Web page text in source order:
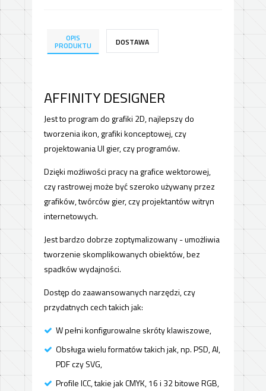
OPIS
PRODUKTU DOSTAWA
AFFINITY DESIGNER
Jest to program do grafiki 2D, najlepszy do
tworzenia ikon, grafiki konceptowej, czy
projektowania UI gier, czy programów.
Dzięki możliwości pracy na grafice wektorowej,
czy rastrowej może być szeroko używany przez
grafików, twórców gier, czy projektantów witryn
internetowych.
Jest bardzo dobrze zoptymalizowany - umożliwia
tworzenie skomplikowanych obiektów, bez
spadków wydajności.
Dostęp do zaawansowanych narzędzi, czy
przydatnych cech takich jak:
W pełni konfigurowalne skróty klawiszowe,
Obsługa wielu formatów takich jak, np. PSD, AI,
PDF czy SVG,
Profile ICC, takie jak CMYK, 16 i 32 bitowe RGB,